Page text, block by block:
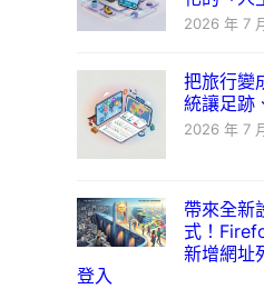
2026 年 7
把旅行變
統讓足跡
2026 年 7
帶來全新
式！
新增網址
登入